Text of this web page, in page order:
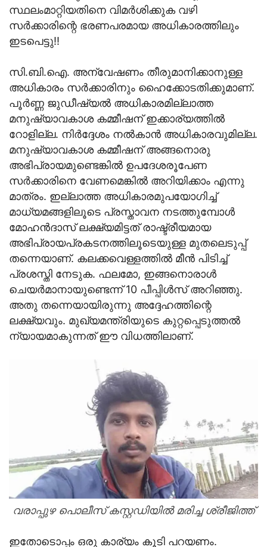
സ്ഥലംമാറ്റിയതിനെ വിമര്‍ശിക്കുക വഴി
സര്‍ക്കാരിന്റെ ഭരണപരമായ അധികാരത്തിലും
ഇടപെട്ടു!!
സി.ബി.ഐ. അന്വേഷണം തീരുമാനിക്കാനുള്ള
അധികാരം സര്‍ക്കാരിനും ഹൈക്കോടതിക്കുമാണ്.
പൂര്‍ണ്ണ ജുഡീഷ്യല്‍ അധികാരമില്ലാത്ത
മനുഷ്യാവകാശ കമ്മീഷന് ഇക്കാര്യത്തില്‍
റോളില്ല. നിര്‍ദ്ദേശം നല്‍കാന്‍ അധികാരവുമില്ല.
മനുഷ്യാവകാശ കമ്മീഷന് അങ്ങനൊരു
അഭിപ്രായമുണ്ടെങ്കില്‍ ഉപദേശരൂപേണ
സര്‍ക്കാരിനെ വേണമെങ്കില്‍ അറിയിക്കാം എന്നു
മാത്രം. ഇല്ലാത്ത അധികാരമുപയോഗിച്ച്
മാധ്യമങ്ങളിലൂടെ പ്രസ്താവന നടത്തുമ്പോള്‍
മോഹന്‍ദാസ് ലക്ഷ്യമിട്ടത് രാഷ്ട്രീയമായ
അഭിപ്രായപ്രകടനത്തിലൂടെയുള്ള മുതലെടുപ്പ്
തന്നെയാണ്. കലക്കവെള്ളത്തില്‍ മീന്‍ പിടിച്ച്
പ്രശസ്തി നേടുക. ഫലമോ, ഇങ്ങനൊരാള്‍
ചെയര്‍മാനായുണ്ടെന്ന് 10 പീപ്പിള്‍സ് അറിഞ്ഞു.
അതു തന്നെയായിരുന്നു അദ്ദേഹത്തിന്റെ
ലക്ഷ്യവും. മുഖ്യമന്ത്രിയുടെ കുറ്റപ്പെടുത്തല്‍
ന്യായമാകുന്നത് ഈ വിധത്തിലാണ്.
വരാപ്പുഴ പൊലീസ് കസ്റ്റഡിയില്‍ മരിച്ച ശ്രീജിത്ത്‌
ഇതോടൊപ്പം ഒരു കാര്യം കൂടി പറയണം.